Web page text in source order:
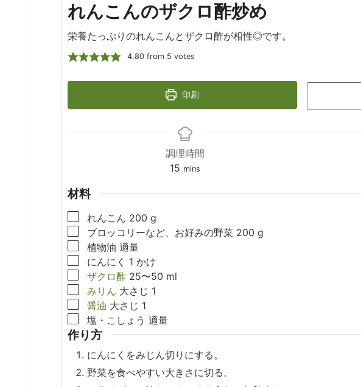
れんこんのザクロ酢炒め
栄養たっぷりのれんこんとザクロ酢が相性◎です。
4.80from 5 votes
印刷
調理時間
15minutes
mins
材料
▢
れんこん 200 g
▢
ブロッコリーなど、お好みの野菜 200 g
▢
植物油 適量
▢
にんにく 1 かけ
▢
ザクロ酢 25〜50 ml
▢
みりん 大さじ 1
▢
醤油 大さじ 1
▢
塩・こしょう 適量
作り方
にんにくをみじん切りにする。
野菜を食べやすい大きさに切る。